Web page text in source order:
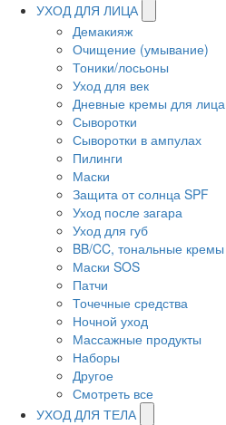
УХОД ДЛЯ ЛИЦА
Демакияж
Очищение (умывание)
Тоники/лосьоны
Уход для век
Дневные кремы для лица
Сыворотки
Сыворотки в ампулах
Пилинги
Маски
Защита от солнца SPF
Уход после загара
Уход для губ
BB/CC, тональные кремы
Маски SOS
Патчи
Точечные средства
Ночной уход
Массажные продукты
Наборы
Другое
Смотреть все
УХОД ДЛЯ ТЕЛА